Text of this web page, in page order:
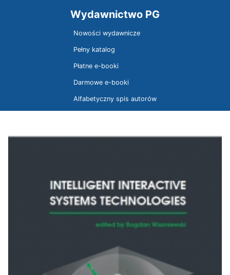
Wydawnictwo PG
Nowości wydawnicze
Pełny katalog
Płatne e-booki
Darmowe e-booki
Alfabetyczny spis autorów